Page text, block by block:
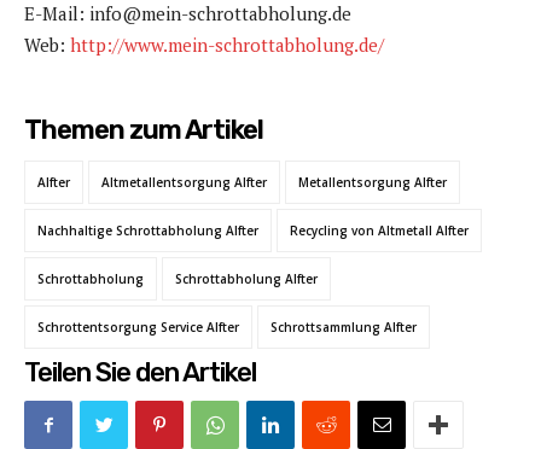
E-Mail: info@mein-schrottabholung.de
Web: http://www.mein-schrottabholung.de/
Themen zum Artikel
Alfter Altmetallentsorgung Alfter Metallentsorgung Alfter
Nachhaltige Schrottabholung Alfter Recycling von Altmetall Alfter
Schrottabholung Schrottabholung Alfter
Schrottentsorgung Service Alfter Schrottsammlung Alfter
Teilen Sie den Artikel